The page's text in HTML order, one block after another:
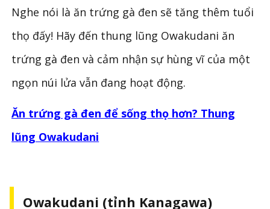
Nghe nói là ăn trứng gà đen sẽ tăng thêm tuổi
thọ đấy! Hãy đến thung lũng Owakudani ăn
trứng gà đen và cảm nhận sự hùng vĩ của một
ngọn núi lửa vẫn đang hoạt động.
Ăn trứng gà đen để sống thọ hơn? Thung
lũng Owakudani
Owakudani (tỉnh Kanagawa)